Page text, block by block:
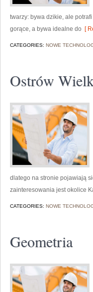
twarzy: bywa dzikie, ale
gorące, a bywa idealne do [
CATEGORIES: NOWE
Ostrów
dlatego na stronie pojawiają
zainteresowania jest okolice
CATEGORIES: NOWE
Geometria